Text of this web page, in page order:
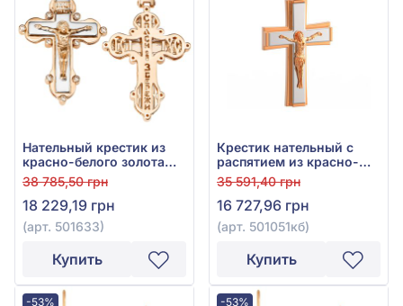
Нательный крестик из
красно-белого золота
585° с фианитом, арт.
501633
38 785,50 грн
18 229,19 грн
(арт. 501633)
Купить
Крестик нательный с
распятием из красно-
белого золота 585°, арт.
501051кб
35 591,40 грн
16 727,96 грн
(арт. 501051кб)
Купить
-53% -53%